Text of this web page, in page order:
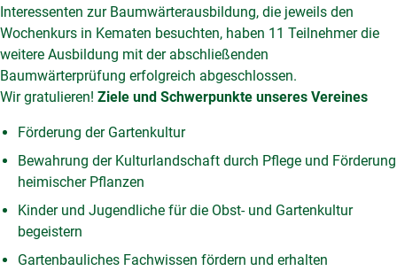
Interessenten zur Baumwärterausbildung, die jeweils den
Wochenkurs in Kematen besuchten, haben 11 Teilnehmer die
weitere Ausbildung mit der abschließenden
Baumwärterprüfung erfolgreich abgeschlossen.
Wir gratulieren! Ziele und Schwerpunkte unseres Vereines
Förderung der Gartenkultur
Bewahrung der Kulturlandschaft durch Pflege und Förderung
heimischer Pflanzen
Kinder und Jugendliche für die Obst- und Gartenkultur
begeistern
Gartenbauliches Fachwissen fördern und erhalten